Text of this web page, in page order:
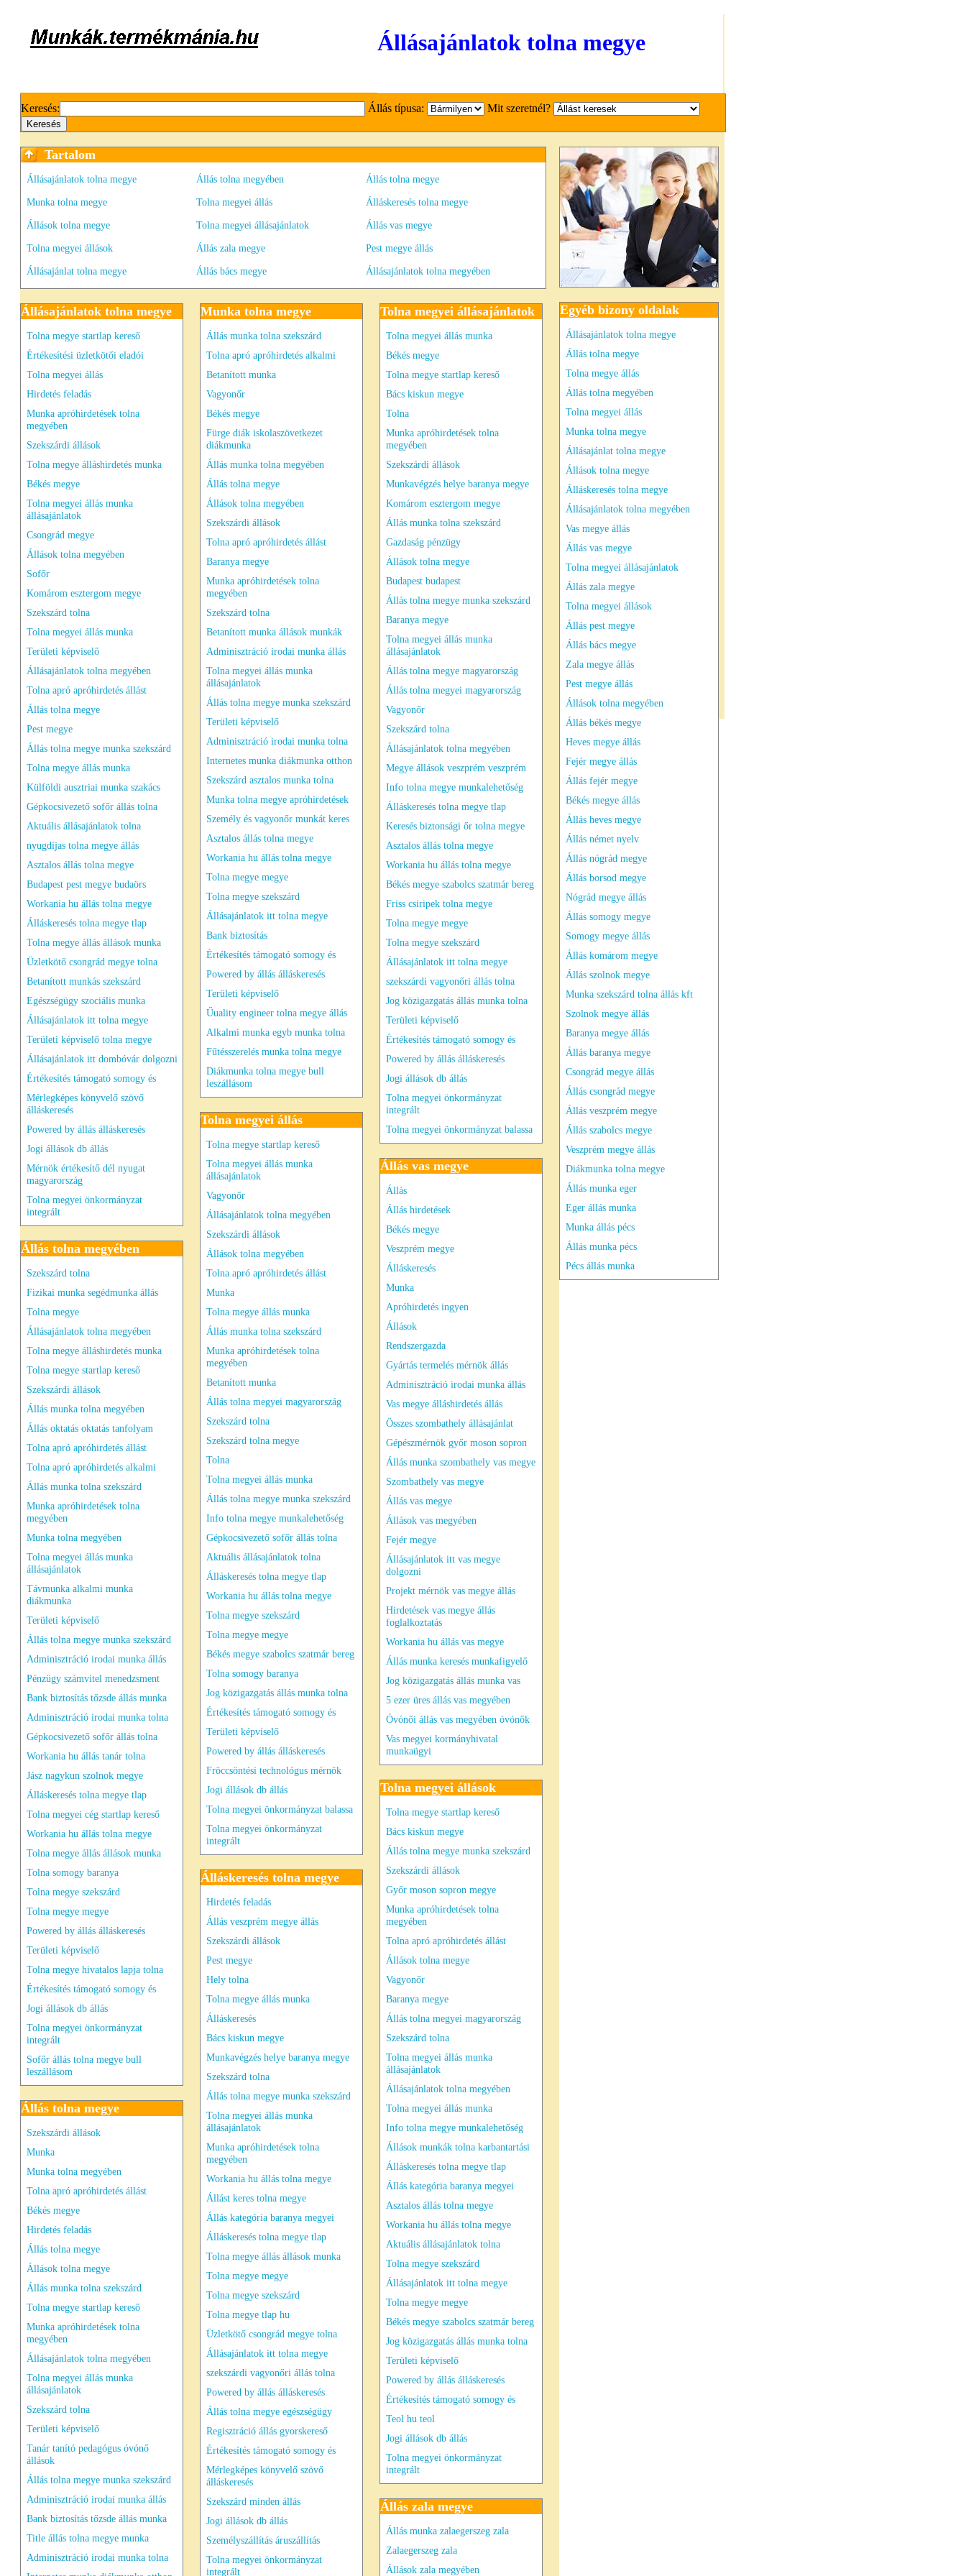
Állásajánlatok tolna megye
Keresés: Állás típusa: Mit szeretnél?
Tartalom
Állásajánlatok tolna megye Állás tolna megyében
Állás tolna megye
Munka tolna megye
Tolna megyei állás
Álláskeresés tolna megye
Állások tolna megye
Tolna megyei állásajánlatok
Állás vas megye
Tolna megyei állások
Állás zala megye
Pest megye állás
Állásajánlat tolna megye
Állás bács megye Állásajánlatok tolna megyében
Állásajánlatok tolna megye
Tolna megye startlap kereső
Értékesítési üzletkötői eladói
Tolna megyei állás
Hirdetés feladás
Munka apróhirdetések tolna
megyében
Szekszárdi állások
Tolna megye álláshirdetés munka
Békés megye
Tolna megyei állás munka
állásajánlatok
Csongrád megye
Állások tolna megyében
Sofőr
Komárom esztergom megye
Szekszárd tolna
Tolna megyei állás munka
Területi képviselő
Állásajánlatok tolna megyében
Tolna apró apróhirdetés állást
Állás tolna megye
Pest megye
Állás tolna megye munka szekszárd
Tolna megye állás munka
Külföldi ausztriai munka szakács
Gépkocsivezető sofőr állás tolna
Aktuális állásajánlatok tolna
nyugdíjas tolna megye állás
Asztalos állás tolna megye
Budapest pest megye budaörs
Workania hu állás tolna megye
Álláskeresés tolna megye tlap
Tolna megye állás állások munka
Üzletkötő csongrád megye tolna
Betanított munkás szekszárd
Egészségügy szociális munka
Állásajánlatok itt tolna megye
Területi képviselő tolna megye
Állásajánlatok itt dombóvár dolgozni
Értékesítés támogató somogy és
Mérlegképes könyvelő szövő
álláskeresés
Powered by állás álláskeresés
Jogi állások db állás
Mérnök értékesítő dél nyugat
magyarország
Tolna megyei önkormányzat
integrált
Állás tolna megyében
Szekszárd tolna
Fizikai munka segédmunka állás
Tolna megye
Állásajánlatok tolna megyében
Tolna megye álláshirdetés munka
Tolna megye startlap kereső
Szekszárdi állások
Állás munka tolna megyében
Állás oktatás oktatás tanfolyam
Tolna apró apróhirdetés állást
Tolna apró apróhirdetés alkalmi
Állás munka tolna szekszárd
Munka apróhirdetések tolna
megyében
Munka tolna megyében
Tolna megyei állás munka
állásajánlatok
Távmunka alkalmi munka
diákmunka
Területi képviselő
Állás tolna megye munka szekszárd
Adminisztráció irodai munka állás
Pénzügy számvitel menedzsment
Bank biztosítás tőzsde állás munka
Adminisztráció irodai munka tolna
Gépkocsivezető sofőr állás tolna
Workania hu állás tanár tolna
Jász nagykun szolnok megye
Álláskeresés tolna megye tlap
Tolna megyei cég startlap kereső
Workania hu állás tolna megye
Tolna megye állás állások munka
Tolna somogy baranya
Tolna megye szekszárd
Tolna megye megye
Powered by állás álláskeresés
Területi képviselő
Tolna megye hivatalos lapja tolna
Értékesítés támogató somogy és
Jogi állások db állás
Tolna megyei önkormányzat
integrált
Sofőr állás tolna megye bull
leszállásom
Állás tolna megye
Szekszárdi állások
Munka
Munka tolna megyében
Tolna apró apróhirdetés állást
Békés megye
Hirdetés feladás
Állás tolna megye
Állások tolna megye
Állás munka tolna szekszárd
Tolna megye startlap kereső
Munka apróhirdetések tolna
megyében
Állásajánlatok tolna megyében
Tolna megyei állás munka
állásajánlatok
Szekszárd tolna
Területi képviselő
Tanár tanító pedagógus óvónő
állások
Állás tolna megye munka szekszárd
Adminisztráció irodai munka állás
Bank biztosítás tőzsde állás munka
Title állás tolna megye munka
Adminisztráció irodai munka tolna
Munka tolna megye
Állás munka tolna szekszárd
Tolna apró apróhirdetés alkalmi
Betanított munka
Vagyonőr
Békés megye
Fürge diák iskolaszövetkezet
diákmunka
Állás munka tolna megyében
Állás tolna megye
Állások tolna megyében
Szekszárdi állások
Tolna apró apróhirdetés állást
Baranya megye
Munka apróhirdetések tolna
megyében
Szekszárd tolna
Betanított munka állások munkák
Adminisztráció irodai munka állás
Tolna megyei állás munka
állásajánlatok
Állás tolna megye munka szekszárd
Területi képviselő
Adminisztráció irodai munka tolna
Internetes munka diákmunka otthon
Szekszárd asztalos munka tolna
Munka tolna megye apróhirdetések
Személy és vagyonőr munkát keres
Asztalos állás tolna megye
Workania hu állás tolna megye
Tolna megye megye
Tolna megye szekszárd
Állásajánlatok itt tolna megye
Bank biztosítás
Értékesítés támogató somogy és
Powered by állás álláskeresés
Területi képviselő
Űuality engineer tolna megye állás
Alkalmi munka egyb munka tolna
Fűtésszerelés munka tolna megye
Diákmunka tolna megye bull
leszállásom
Tolna megyei állás
Tolna megye startlap kereső
Tolna megyei állás munka
állásajánlatok
Vagyonőr
Állásajánlatok tolna megyében
Szekszárdi állások
Állások tolna megyében
Tolna apró apróhirdetés állást
Munka
Tolna megye állás munka
Állás munka tolna szekszárd
Munka apróhirdetések tolna
megyében
Betanított munka
Állás tolna megyei magyarország
Szekszárd tolna
Szekszárd tolna megye
Tolna
Tolna megyei állás munka
Állás tolna megye munka szekszárd
Info tolna megye munkalehetőség
Gépkocsivezető sofőr állás tolna
Aktuális állásajánlatok tolna
Álláskeresés tolna megye tlap
Workania hu állás tolna megye
Tolna megye szekszárd
Tolna megye megye
Békés megye szabolcs szatmár bereg
Tolna somogy baranya
Jog közigazgatás állás munka tolna
Értékesítés támogató somogy és
Területi képviselő
Powered by állás álláskeresés
Fröccsöntési technológus mérnök
Jogi állások db állás
Tolna megyei önkormányzat balassa
Tolna megyei önkormányzat
integrált
Álláskeresés tolna megye
Hirdetés feladás
Állás veszprém megye állás
Szekszárdi állások
Pest megye
Hely tolna
Tolna megye állás munka
Álláskeresés
Bács kiskun megye
Munkavégzés helye baranya megye
Szekszárd tolna
Állás tolna megye munka szekszárd
Tolna megyei állás munka
állásajánlatok
Munka apróhirdetések tolna
megyében
Workania hu állás tolna megye
Állást keres tolna megye
Állás kategória baranya megyei
Álláskeresés tolna megye tlap
Tolna megye állás állások munka
Tolna megye megye
Tolna megye szekszárd
Tolna megye tlap hu
Üzletkötő csongrád megye tolna
Állásajánlatok itt tolna megye
szekszárdi vagyonőri állás tolna
Powered by állás álláskeresés
Állás tolna megye egészségügy
Regisztráció állás gyorskereső
Értékesítés támogató somogy és
Mérlegképes könyvelő szövő
álláskeresés
Szekszárd minden állás
Jogi állások db állás
Személyszállítás áruszállítás
Tolna megyei önkormányzat
integrált
Tolna megyei állásajánlatok
Tolna megyei állás munka
Békés megye
Tolna megye startlap kereső
Bács kiskun megye
Tolna
Munka apróhirdetések tolna
megyében
Szekszárdi állások
Munkavégzés helye baranya megye
Komárom esztergom megye
Állás munka tolna szekszárd
Gazdaság pénzügy
Állások tolna megye
Budapest budapest
Állás tolna megye munka szekszárd
Baranya megye
Tolna megyei állás munka
állásajánlatok
Állás tolna megye magyarország
Állás tolna megyei magyarország
Vagyonőr
Szekszárd tolna
Állásajánlatok tolna megyében
Megye állások veszprém veszprém
Info tolna megye munkalehetőség
Álláskeresés tolna megye tlap
Keresés biztonsági őr tolna megye
Asztalos állás tolna megye
Workania hu állás tolna megye
Békés megye szabolcs szatmár bereg
Friss csiripek tolna megye
Tolna megye megye
Tolna megye szekszárd
Állásajánlatok itt tolna megye
szekszárdi vagyonőri állás tolna
Jog közigazgatás állás munka tolna
Területi képviselő
Értékesítés támogató somogy és
Powered by állás álláskeresés
Jogi állások db állás
Tolna megyei önkormányzat
integrált
Tolna megyei önkormányzat balassa
Állás vas megye
Állás
Állás hirdetések
Békés megye
Veszprém megye
Álláskeresés
Munka
Apróhirdetés ingyen
Állások
Rendszergazda
Gyártás termelés mérnök állás
Adminisztráció irodai munka állás
Vas megye álláshirdetés állás
Összes szombathely állásajánlat
Gépészmérnök győr moson sopron
Állás munka szombathely vas megye
Szombathely vas megye
Állás vas megye
Állások vas megyében
Fejér megye
Állásajánlatok itt vas megye
dolgozni
Projekt mérnök vas megye állás
Hirdetések vas megye állás
foglalkoztatás
Workania hu állás vas megye
Állás munka keresés munkafigyelő
Jog közigazgatás állás munka vas
5 ezer üres állás vas megyében
Óvónői állás vas megyében óvónők
Vas megyei kormányhivatal
munkaügyi
Tolna megyei állások
Tolna megye startlap kereső
Bács kiskun megye
Állás tolna megye munka szekszárd
Szekszárdi állások
Győr moson sopron megye
Munka apróhirdetések tolna
megyében
Tolna apró apróhirdetés állást
Állások tolna megye
Vagyonőr
Baranya megye
Állás tolna megyei magyarország
Szekszárd tolna
Tolna megyei állás munka
állásajánlatok
Állásajánlatok tolna megyében
Tolna megyei állás munka
Info tolna megye munkalehetőség
Állások munkák tolna karbantartási
Álláskeresés tolna megye tlap
Állás kategória baranya megyei
Asztalos állás tolna megye
Workania hu állás tolna megye
Aktuális állásajánlatok tolna
Tolna megye szekszárd
Állásajánlatok itt tolna megye
Tolna megye megye
Békés megye szabolcs szatmár bereg
Jog közigazgatás állás munka tolna
Területi képviselő
Powered by állás álláskeresés
Értékesítés támogató somogy és
Teol hu teol
Jogi állások db állás
Tolna megyei önkormányzat
integrált
Állás zala megye
Állás munka zalaegerszeg zala
Zalaegerszeg zala
Állások zala megyében
Egyéb bizony oldalak
Állásajánlatok tolna megye
Állás tolna megye
Tolna megye állás
Állás tolna megyében
Tolna megyei állás
Munka tolna megye
Állásajánlat tolna megye
Állások tolna megye
Álláskeresés tolna megye
Állásajánlatok tolna megyében
Vas megye állás
Állás vas megye
Tolna megyei állásajánlatok
Állás zala megye
Tolna megyei állások
Állás pest megye
Állás bács megye
Zala megye állás
Pest megye állás
Állások tolna megyében
Állás békés megye
Heves megye állás
Fejér megye állás
Állás fejér megye
Békés megye állás
Állás heves megye
Állás német nyelv
Állás nógrád megye
Állás borsod megye
Nógrád megye állás
Állás somogy megye
Somogy megye állás
Állás komárom megye
Állás szolnok megye
Munka szekszárd tolna állás kft
Szolnok megye állás
Baranya megye állás
Állás baranya megye
Csongrád megye állás
Állás csongrád megye
Állás veszprém megye
Állás szabolcs megye
Veszprém megye állás
Diákmunka tolna megye
Állás munka eger
Eger állás munka
Munka állás pécs
Állás munka pécs
Pécs állás munka